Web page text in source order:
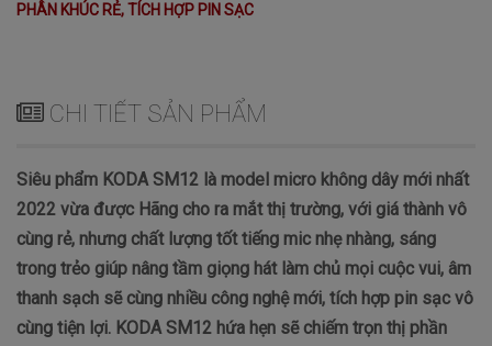
PHÂN KHÚC RẺ, TÍCH HỢP PIN SẠC
CHI TIẾT SẢN PHẨM
Siêu phẩm KODA SM12 là model micro không dây mới nhất
2022 vừa được Hãng cho ra mắt thị trường, với giá thành vô
cùng rẻ, nhưng chất lượng tốt tiếng mic nhẹ nhàng, sáng
trong trẻo giúp nâng tầm giọng hát làm chủ mọi cuộc vui, âm
thanh sạch sẽ cùng nhiều công nghệ mới, tích hợp pin sạc vô
cùng tiện lợi. KODA SM12 hứa hẹn sẽ chiếm trọn thị phần